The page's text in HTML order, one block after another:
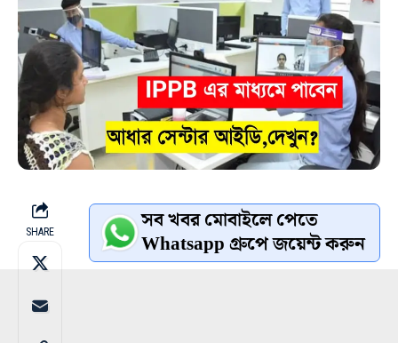
SHARE সব খবর মোবাইলে পেতে
Whatsapp গ্রুপে জয়েন্ট করুন